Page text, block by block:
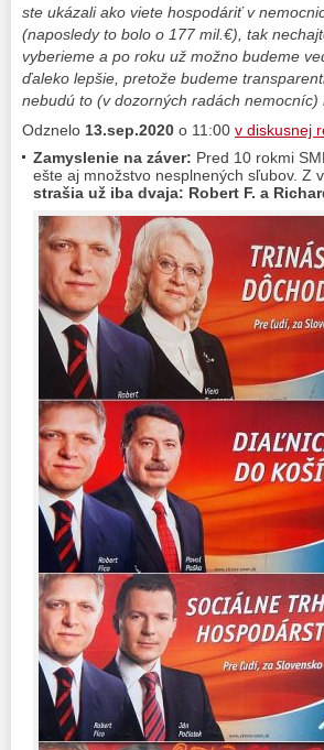
ste ukázali ako viete hospodáriť v
(naposledy to bolo o 177 mil.€), tak
vyberieme a po roku už možno budeme
ďaleko lepšie, pretože budeme
nebudú to (v dozorných radách
Odznelo 13.sep.2020 o 11:00 v diskusnej
Zamyslenie na záver: Pred 10 rokmi
ešte aj množstvo nesplnených sľubov. Z
strašia už iba dvaja: Robert F. a